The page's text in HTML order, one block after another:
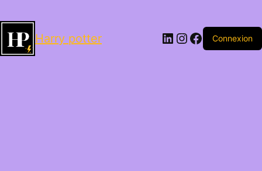
Harry potter LinkedIn
Instagram
Facebook
Connexion